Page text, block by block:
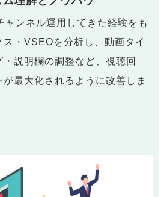
ャンネル運用してきた経験をも
・VSEOを分析し、動画タイ
・説明欄の調整など、視聴回
最大化されるように改善しま